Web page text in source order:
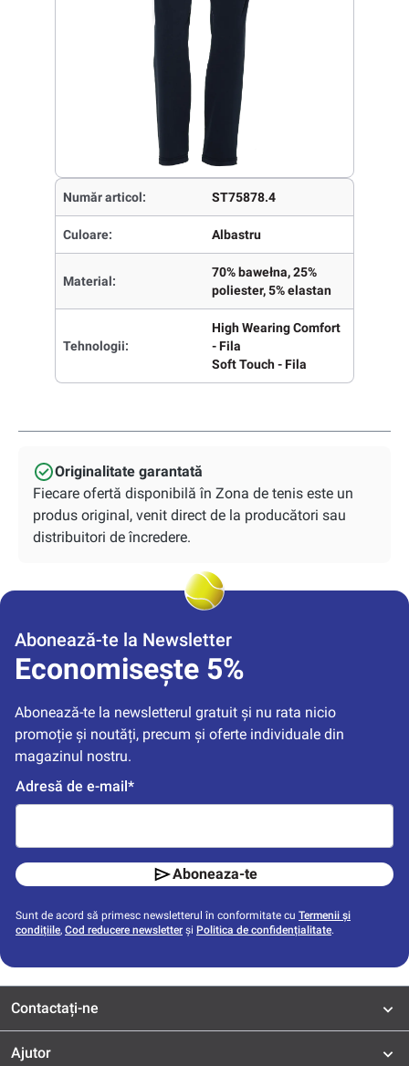
Număr articol: ST75878.4
Culoare: Albastru
Material:
70% bawełna, 25%
poliester, 5% elastan
Tehnologii:
High Wearing Comfort
- Fila
Soft Touch - Fila
Originalitate garantată
Fiecare ofertă disponibilă în Zona de tenis este un
produs original, venit direct de la producători sau
distribuitori de încredere.
Abonează-te la Newsletter
Economisește 5%
Abonează-te la newsletterul gratuit și nu rata nicio
promoție și noutăți, precum și oferte individuale din
magazinul nostru.
Adresă de e-mail*
Aboneaza-te
Sunt de acord să primesc newsletterul în conformitate cu Termenii și
condițiile, Cod reducere newsletter și Politica de confidențialitate.
Contactați-ne
Ajutor